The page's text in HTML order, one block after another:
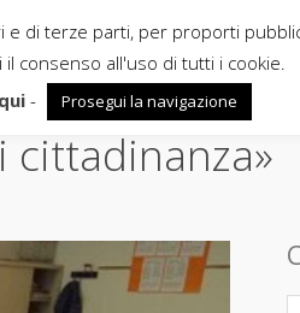
cittadinanza»
di terze parti, per proporti
consenso all'uso di tutti i cookie.
- Prosegui la navigazione